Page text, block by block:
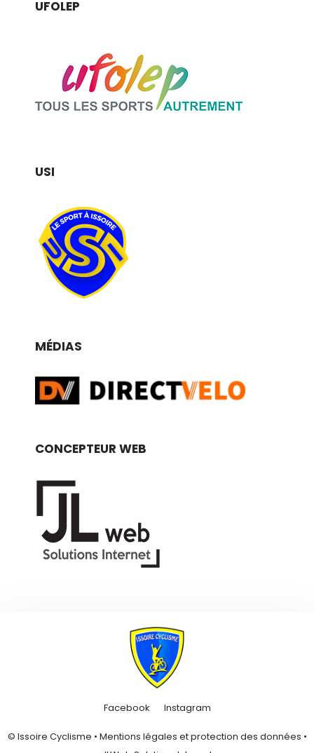
UFOLEP
USI
MÉDIAS
CONCEPTEUR WEB
Facebook Instagram
© Issoire Cyclisme • Mentions légales et protection des données •